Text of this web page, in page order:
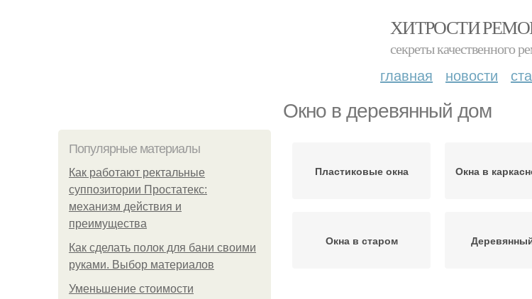
ХИТРОСТИ
секреты качественного
главная новости
Окно в деревянный дом
Популярные материалы
Как работают ректальные
суппозитории Простатекс:
механизм действия и
преимущества
Как сделать полок для бани своими
руками. Выбор материалов
Уменьшение стоимости
Пластиковые окна Окна в
Окна в старом